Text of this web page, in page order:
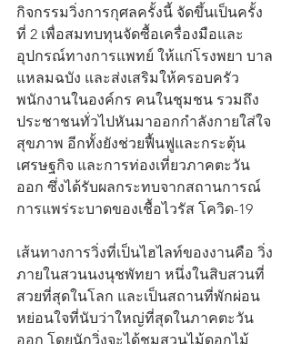
กิจกรรมวิ่งการกุศลครั้งนี้ จัดขึ้นเป็นครั้ง
ที่ 2 เพื่อสมทบทุนจัดซื้อเครื่องมือและ
อุปกรณ์ทางการแพทย์ ให้แก่โรงพยา บาล
แหลมฉบัง และส่งเสริมให้ครอบครัว
พนักงานในองค์กร คนในชุมชน รวมถึง
ประชาชนทั่วไปหันมาออกกำลังกายใส่ใจ
สุขภาพ อีกทั้งยังช่วยฟื้นฟูและกระตุ้น
เศรษฐกิจ และการท่องเที่ยวภาคตะวัน
ออก ซึ่งได้รับผลกระทบจากสถานการณ์
การแพร่ระบาดของเชื้อไวรัส โควิด-19
เส้นทางการวิ่งที่เป็นไฮไลท์ของงานคือ วิ่ง
ภายในสวนนงนุชพัทยา หนึ่งในสิบสวนที่
สวยที่สุดในโลก และเป็นสถานที่พักผ่อน
หย่อนใจที่นับว่าใหญ่ที่สุดในภาคตะวัน
ออก โดยนักวิ่งจะได้ชมสวนไม้ดอกไม้